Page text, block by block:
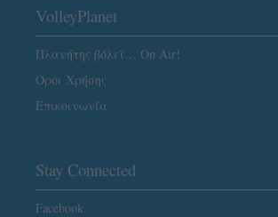
VolleyPlanet
Πλανήτης βόλεϊ… On Air!
Όροι Χρήσης
Επικοινωνία
Stay Connected
Facebook